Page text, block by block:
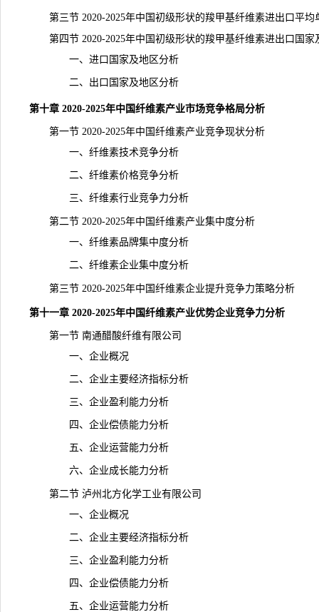
第三节 2020-2025年中国初级形状的羧甲基纤维素进出口平均
第四节 2020-2025年中国初级形状的羧甲基纤维素进出口国家
一、进口国家及地区分析
二、出口国家及地区分析
第十章 2020-2025年中国纤维素产业市场竞争格局分析
第一节 2020-2025年中国纤维素产业竞争现状分析
一、纤维素技术竞争分析
二、纤维素价格竞争分析
三、纤维素行业竞争力分析
第二节 2020-2025年中国纤维素产业集中度分析
一、纤维素品牌集中度分析
二、纤维素企业集中度分析
第三节 2020-2025年中国纤维素企业提升竞争力策略分析
第十一章 2020-2025年中国纤维素产业优势企业竞争力分析
第一节 南通醋酸纤维有限公司
一、企业概况
二、企业主要经济指标分析
三、企业盈利能力分析
四、企业偿债能力分析
五、企业运营能力分析
六、企业成长能力分析
第二节 泸州北方化学工业有限公司
一、企业概况
二、企业主要经济指标分析
三、企业盈利能力分析
四、企业偿债能力分析
五、企业运营能力分析